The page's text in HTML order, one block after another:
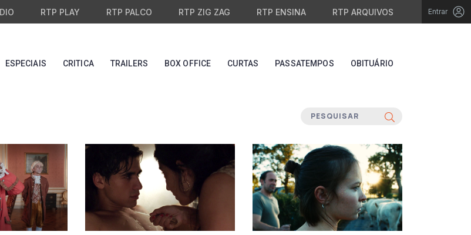
RTP PLAY RTP PALCO RTP ZIG ZAG RTP ENSINA RTP ARQUIVOS Entrar
ESPECIAIS CRITICA TRAILERS BOX OFFICE CURTAS PASSATEMPOS OBITUÁRIO